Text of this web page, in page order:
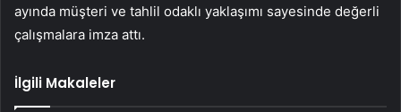
ayında müşteri ve tahlil odaklı yaklaşımı sayesinde değerli
çalışmalara imza attı.
İlgili Makaleler